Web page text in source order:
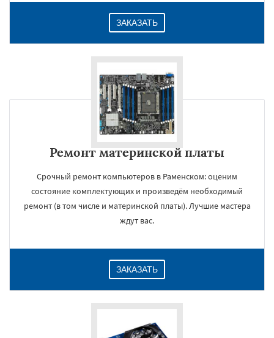
ЗАКАЗАТЬ
Ремонт материнской платы
Срочный ремонт компьютеров в Раменском: оценим
состояние комплектующих и произведём необходимый
ремонт (в том числе и материнской платы). Лучшие мастера
ждут вас.
ЗАКАЗАТЬ